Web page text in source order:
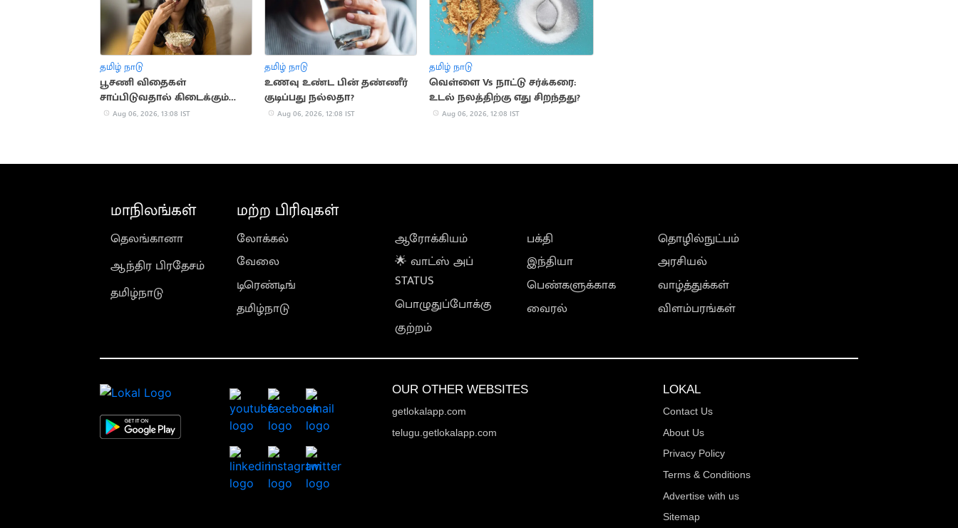
தமிழ் நாடு
பூசணி விதைகள்
சாப்பிடுவதால் கிடைக்கும்
ஆரோக்கிய நன்மைகள்
Aug 06, 2026, 13:08 IST
தமிழ் நாடு
உணவு உண்ட பின் தண்ணீர்
குடிப்பது நல்லதா?
Aug 06, 2026, 12:08 IST
தமிழ் நாடு
வெள்ளை Vs நாட்டு சர்க்கரை:
உடல் நலத்திற்கு எது சிறந்தது?
Aug 06, 2026, 12:08 IST
மாநிலங்கள்
தெலங்கானா
ஆந்திர பிரதேசம்
தமிழ்நாடு
மற்ற பிரிவுகள்
லோக்கல்
வேலை
டிரெண்டிங்
தமிழ்நாடு
ஆரோக்கியம்
🌟 வாட்ஸ் அப்
STATUS
பொழுதுப்போக்கு
குற்றம்
பக்தி
இந்தியா
பெண்களுக்காக
வைரல்
தொழில்நுட்பம்
அரசியல்
வாழ்த்துக்கள்
விளம்பரங்கள்
OUR OTHER WEBSITES
getlokalapp.com
telugu.getlokalapp.com
LOKAL
Contact Us
About Us
Privacy Policy
Terms & Conditions
Advertise with us
Sitemap